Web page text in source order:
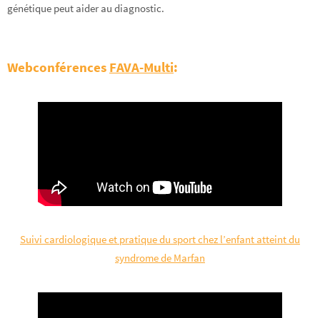
génétique peut aider au diagnostic.
Webconférences FAVA-Multi:
Suivi cardiologique et pratique du sport chez l’enfant atteint du
syndrome de Marfan